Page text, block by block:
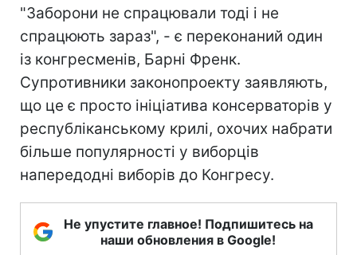
"Заборони не спрацювали тоді і не
спрацюють зараз", - є переконаний один
із конгресменів, Барні Френк.
Супротивники законопроекту заявляють,
що це є просто ініціатива консерваторів у
республіканському крилі, охочих набрати
більше популярності у виборців
напередодні виборів до Конгресу.
Не упустите главное! Подпишитесь на
наши обновления в Google!